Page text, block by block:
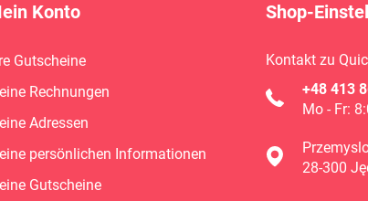
Konto
Gutscheine
Rechnungen
Adressen
persönlichen Informationen
Gutscheine
Shop-
Kontakt zu
+48 413
Mo - Fr:
28-300